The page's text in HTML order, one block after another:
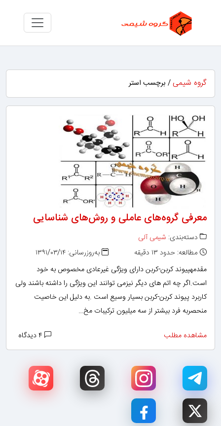
گروه شیمی / برچسب استر
معرفی گروه‌های عاملی و روش‌های شناسایی
دسته‌بندی: شیمی آلی
مطالعه: حدود ۱۳ دقیقه
به‌روزرسانی: ۱۳۹۱/۰۳/۱۴
مقدمهپیوند کربن-کربن دارای ویژگی غیرعادی مخصوص به خود
است.اگر چه اتم های دیگر نیزمی توانند این ویژگی را داشته باشند ولی
کاربرد پیوند کربن-کربن بسیار وسیع است .به دلیل این خاصیت
منحصربه فرد بیشتر از سه میلیون ترکیبات مخ…
مشاهده مطلب